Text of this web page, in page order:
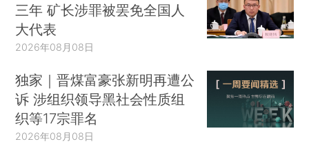
三年 矿长涉罪被罢免全国人
大代表
2026年08月08日
独家｜晋煤富豪张新明再遭公
诉 涉组织领导黑社会性质组
织等17宗罪名
2026年08月08日